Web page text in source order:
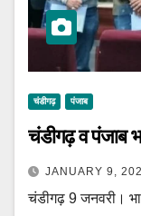
चंडीगढ़ पंजाब
चंडीगढ़ व पंजाब
JANUARY 9,
चंडीगढ़ 9 जनवरी।